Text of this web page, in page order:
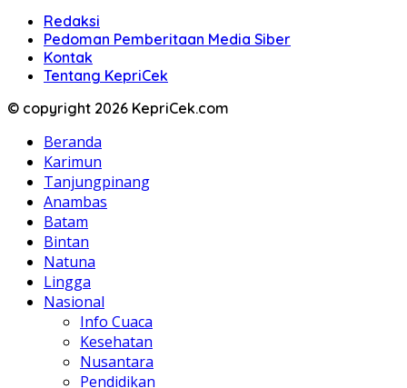
Redaksi
Pedoman Pemberitaan Media Siber
Kontak
Tentang KepriCek
© copyright 2026 KepriCek.com
Beranda
Karimun
Tanjungpinang
Anambas
Batam
Bintan
Natuna
Lingga
Nasional
Info Cuaca
Kesehatan
Nusantara
Pendidikan